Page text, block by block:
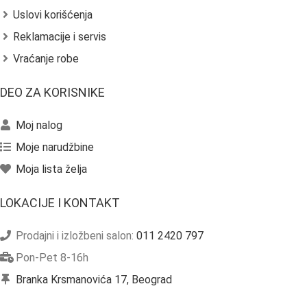
Uslovi korišćenja
Reklamacije i servis
Vraćanje robe
DEO ZA KORISNIKE
Moj nalog
Moje narudžbine
Moja lista želja
LOKACIJE I KONTAKT
Prodajni i izložbeni salon: 011 2420 797
Pon-Pet 8-16h
Branka Krsmanovića 17, Beograd